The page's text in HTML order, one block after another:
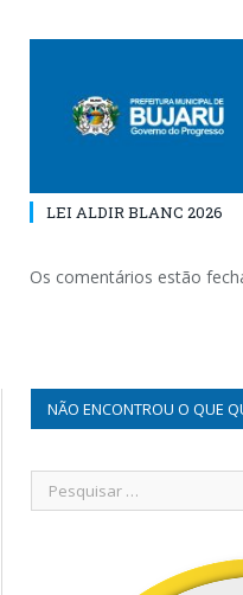
LEI ALDIR BLANC 2026
Os comentários estão
NÃO ENCONTROU O QUE